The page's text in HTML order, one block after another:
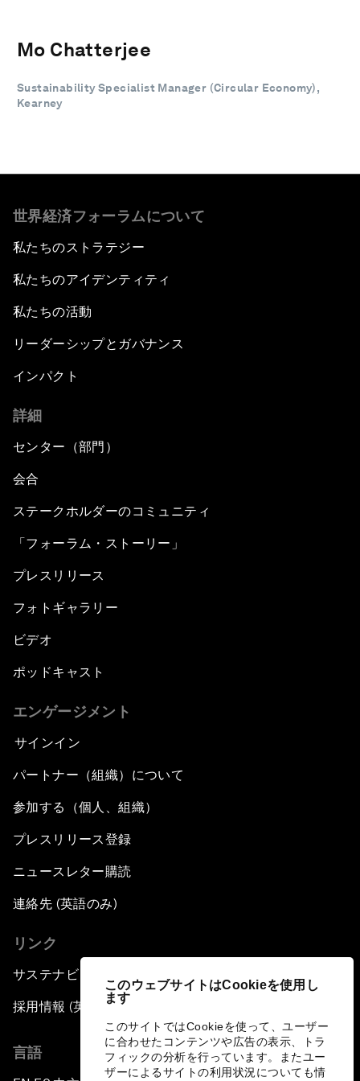
このウェブサイトはCookieを使用し
ます
このサイトではCookieを使って、ユーザー
に合わせたコンテンツや広告の表示、トラ
フィックの分析を行っています。またユー
ザーによるサイトの利用状況についても情
Mo Chatterjee
Sustainability Specialist Manager (Circular Economy),
Kearney
世界経済フォーラムについて
私たちのストラテジー
私たちのアイデンティティ
私たちの活動
リーダーシップとガバナンス
インパクト
詳細
センター（部門）
会合
ステークホルダーのコミュニティ
「フォーラム・ストーリー」
プレスリリース
フォトギャラリー
ビデオ
ポッドキャスト
エンゲージメント
サインイン
パートナー（組織）について
参加する（個人、組織）
プレスリリース登録
ニュースレター購読
連絡先 (英語のみ)
リンク
サステナビリティへの取り組み
採用情報 (英語のみ)
言語